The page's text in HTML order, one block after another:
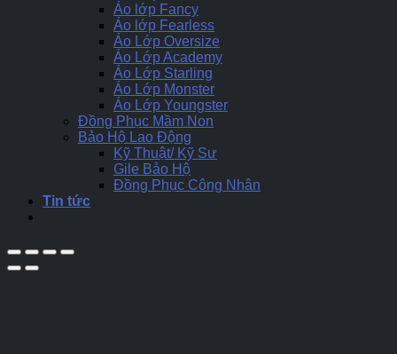
Áo lớp Fancy
Áo lớp Fearless
Áo Lớp Oversize
Áo Lớp Academy
Áo Lớp Starling
Áo Lớp Monster
Áo Lớp Youngster
Đồng Phục Mầm Non
Bảo Hộ Lao Động
Kỹ Thuật/ Kỹ Sư
Gile Bảo Hộ
Đồng Phục Công Nhân
Tin tức